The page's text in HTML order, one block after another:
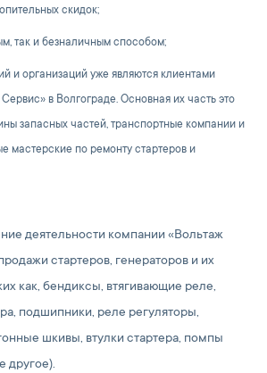
скидок;
так и безналичным способом;
и организаций уже являются клиентами
в Волгограде. Основная их часть это
запасных частей, транспортные компании и
мастерские по ремонту стартеров и
деятельности компании «Вольтаж
стартеров, генераторов и их
как, бендиксы, втягивающие реле,
подшипники, реле регуляторы,
шкивы, втулки стартера, помпы
другое).